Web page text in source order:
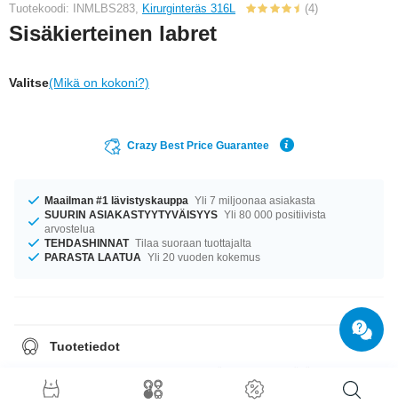
Tuotekoodi: INMLBS283, Kirurginteräs 316L (4)
Sisäkierteinen labret
Valitse(Mikä on kokoni?)
Crazy Best Price Guarantee
Maailman #1 lävistyskauppa Yli 7 miljoonaa asiakasta
SUURIN ASIAKASTYYTYVÄISYYS Yli 80 000 positiivista
arvostelua
TEHDASHINNAT Tilaa suoraan tuottajalta
PARASTA LAATUA Yli 20 vuoden kokemus
Tuotetiedot
Saatavana pituuksissa 5 mm–12 mm. erittäin elegantti tuote, joka sinun
on vain saatava!